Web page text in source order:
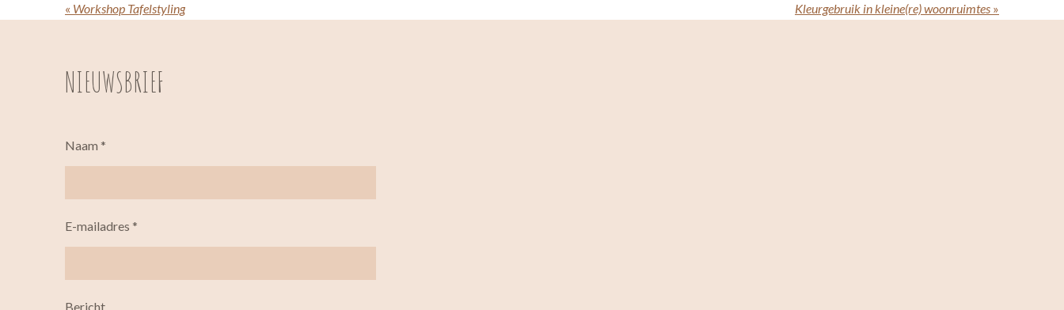
« Workshop Tafelstyling Kleurgebruik in kleine(re) woonruimtes »
NIEUWSBRIEF
Naam *
E-mailadres *
Bericht